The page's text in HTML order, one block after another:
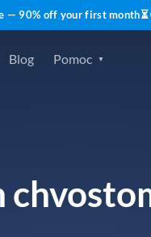
— 90% off your first month⏳
Blog Pomoc